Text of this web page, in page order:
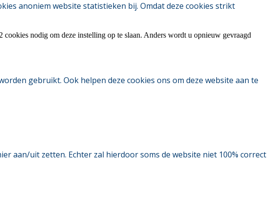
anoniem website statistieken bij. Omdat deze cookies strikt
nodig om deze instelling op te slaan. Anders wordt u opnieuw gevraagd
gebruikt. Ook helpen deze cookies ons om deze website aan te
aan/uit zetten. Echter zal hierdoor soms de website niet 100% correct